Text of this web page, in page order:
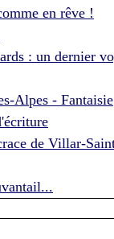
en rêve !
: un dernier
Alpes - Fantaisie
de Villar-